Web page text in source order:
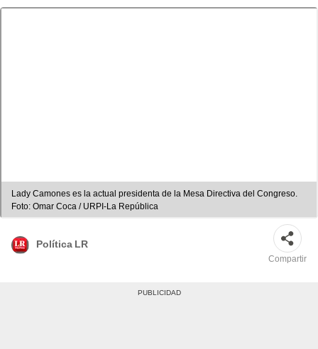
Lady Camones es la actual presidenta de la Mesa Directiva del Congreso.
Foto: Omar Coca / URPI-La República
Política LR
Compartir